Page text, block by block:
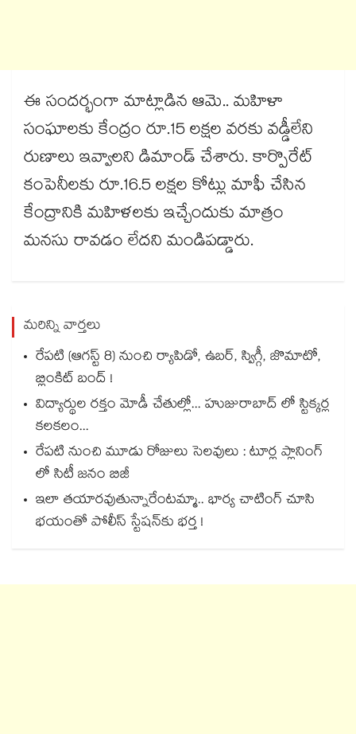
ఈ సందర్భంగా మాట్లాడిన ఆమె.. మహిళా
సంఘాలకు కేంద్రం రూ.15 లక్షల వరకు వడ్డీలేని
రుణాలు ఇవ్వాలని డిమాండ్​ చేశారు. కార్పొరేట్​
కంపెనీలకు రూ.16.5 లక్షల కోట్లు మాఫీ చేసిన
కేంద్రానికి మహిళలకు ఇచ్చేందుకు మాత్రం
మనసు రావడం లేదని మండిపడ్డారు.
మరిన్ని వార్తలు
రేపటి (ఆగస్ట్ 8) నుంచి ర్యాపిడో, ఉబర్, స్విగ్గీ, జొమాటో,
బ్లింకిట్ బంద్ !
విద్యార్థుల రక్తం మోడీ చేతుల్లో... హుజురాబాద్ లో స్టిక్కర్ల
కలకలం...
రేపటి నుంచి మూడు రోజులు సెలవులు : టూర్ల ప్లానింగ్
లో సిటీ జనం బిజీ
ఇలా తయారవుతున్నారేంటమ్మా.. భార్య చాటింగ్ చూసి
భయంతో పోలీస్ స్టేషన్⁫కు భర్త !